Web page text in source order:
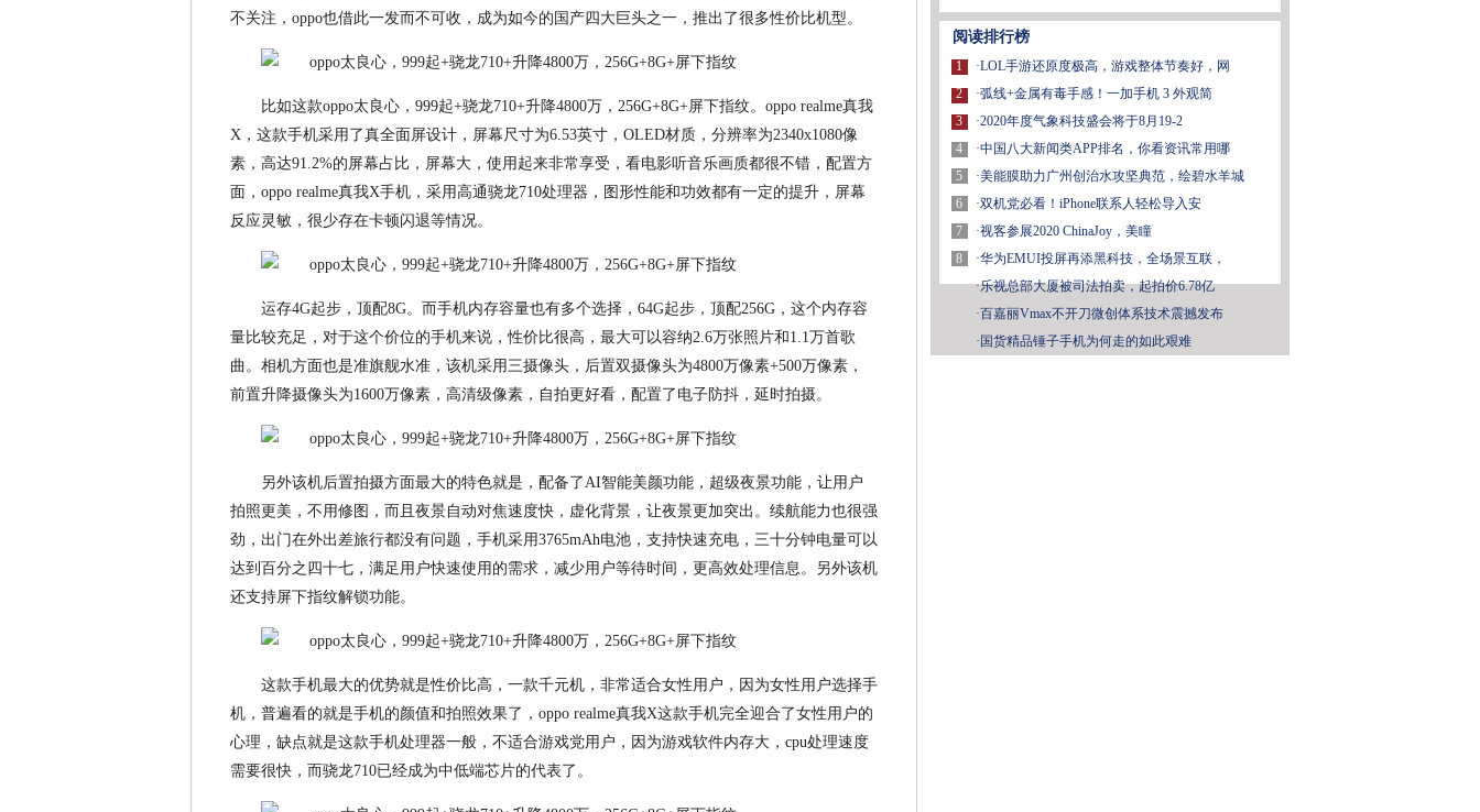
不关注，oppo也借此一发而不可收，成为如今的国产四大巨头之一，推出了很多性价比机型。
比如这款oppo太良心，999起+骁龙710+升降4800万，256G+8G+屏下指纹。oppo realme真我
X，这款手机采用了真全面屏设计，屏幕尺寸为6.53英寸，OLED材质，分辨率为2340x1080像
素，高达91.2%的屏幕占比，屏幕大，使用起来非常享受，看电影听音乐画质都很不错，配置方
面，oppo realme真我X手机，采用高通骁龙710处理器，图形性能和功效都有一定的提升，屏幕
反应灵敏，很少存在卡顿闪退等情况。
运存4G起步，顶配8G。而手机内存容量也有多个选择，64G起步，顶配256G，这个内存容
量比较充足，对于这个价位的手机来说，性价比很高，最大可以容纳2.6万张照片和1.1万首歌
曲。相机方面也是准旗舰水准，该机采用三摄像头，后置双摄像头为4800万像素+500万像素，
前置升降摄像头为1600万像素，高清级像素，自拍更好看，配置了电子防抖，延时拍摄。
另外该机后置拍摄方面最大的特色就是，配备了AI智能美颜功能，超级夜景功能，让用户
拍照更美，不用修图，而且夜景自动对焦速度快，虚化背景，让夜景更加突出。续航能力也很强
劲，出门在外出差旅行都没有问题，手机采用3765mAh电池，支持快速充电，三十分钟电量可以
达到百分之四十七，满足用户快速使用的需求，减少用户等待时间，更高效处理信息。另外该机
还支持屏下指纹解锁功能。
这款手机最大的优势就是性价比高，一款千元机，非常适合女性用户，因为女性用户选择手
机，普遍看的就是手机的颜值和拍照效果了，oppo realme真我X这款手机完全迎合了女性用户的
心理，缺点就是这款手机处理器一般，不适合游戏党用户，因为游戏软件内存大，cpu处理速度
需要很快，而骁龙710已经成为中低端芯片的代表了。
阅读排行榜
1
2
3
4
5
6
7
8
·LOL手游还原度极高，游戏整体节奏好，网
·弧线+金属有毒手感！一加手机 3 外观简
·2020年度气象科技盛会将于8月19-2
·中国八大新闻类APP排名，你看资讯常用哪
·美能膜助力广州创治水攻坚典范，绘碧水羊城
·双机党必看！iPhone联系人轻松导入安
·视客参展2020 ChinaJoy，美瞳
·华为EMUI投屏再添黑科技，全场景互联，
·乐视总部大厦被司法拍卖，起拍价6.78亿
·百嘉丽Vmax不开刀微创体系技术震撼发布
· 国货精品锤子手机为何走的如此艰难